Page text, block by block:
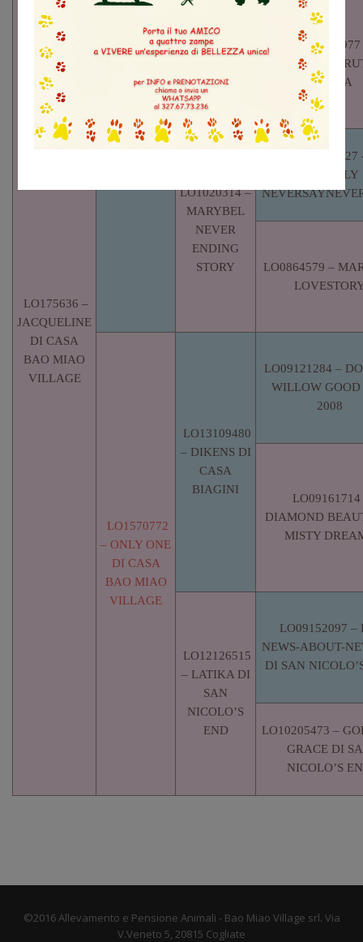
LO175636 –
JACQUELINE
DI CASA
BAO MIAO
VILLAGE
LO15103074
– MARYBEL
MAROCCAN
COUSCOUS
DE
CACERES
LOE
THEVENET
PICADA
LO1020314 –
MARYBEL
NEVER
ENDING
STORY
LO06112227
PINKERLY
LO0864579 –
LO1570772
– ONLY ONE
DI CASA
BAO MIAO
VILLAGE
LO13109480
– DIKENS DI
CASA
BIAGINI
LO09121284 –
WILLOW GOOD
2008
LO09161714
DIAMOND
MISTY
LO12126515
– LATIKA DI
SAN
NICOLO’S
END
LO09152097 –
NEWS-ABOUT-
DI SAN
LO10205473 –
GRACE DI
NICOLO’S
©2016 Allevamento e Pensione Animali - Bao Miao Village srl. Via
V.Veneto 5, 20815 Cogliate